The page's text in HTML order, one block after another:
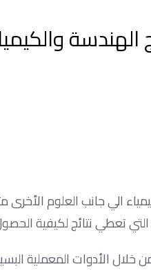
الي جانب العلوم
التي تعطي نتائج لكيفية
الأدوات المعملية